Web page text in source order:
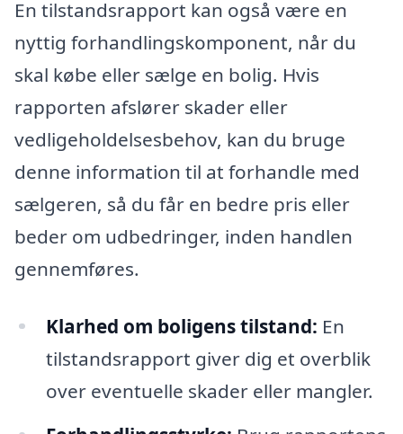
En tilstandsrapport kan også være en
nyttig forhandlingskomponent, når du
skal købe eller sælge en bolig. Hvis
rapporten afslører skader eller
vedligeholdelsesbehov, kan du bruge
denne information til at forhandle med
sælgeren, så du får en bedre pris eller
beder om udbedringer, inden handlen
gennemføres.
Klarhed om boligens tilstand: En
tilstandsrapport giver dig et overblik
over eventuelle skader eller mangler.